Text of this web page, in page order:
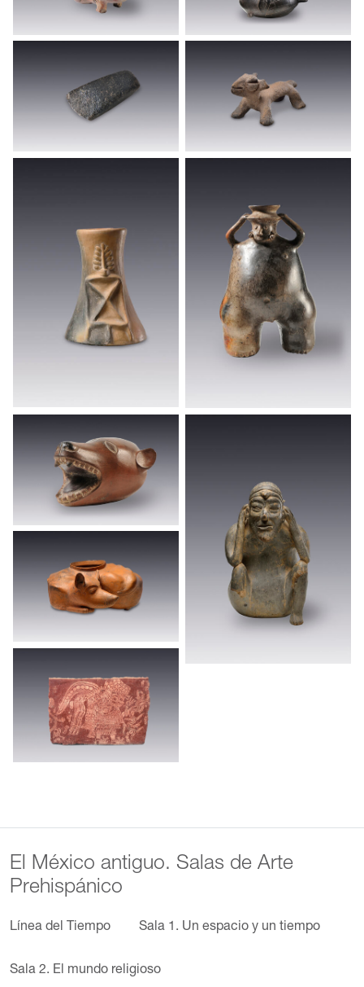
El México antiguo. Salas de Arte
Prehispánico
Línea del Tiempo Sala 1. Un espacio y un tiempo
Sala 2. El mundo religioso